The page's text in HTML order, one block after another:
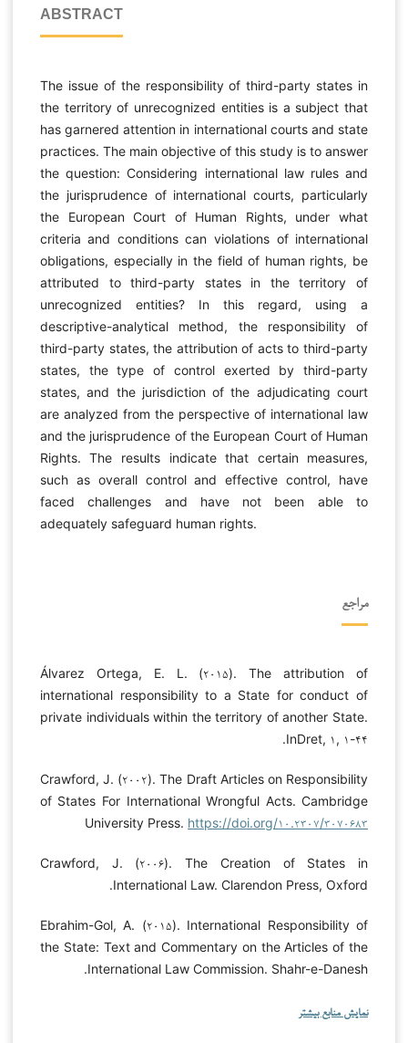
ABSTRACT
The issue of the responsibility of third-party states in
the territory of unrecognized entities is a subject that
has garnered attention in international courts and state
practices. The main objective of this study is to answer
the question: Considering international law rules and
the jurisprudence of international courts, particularly
the European Court of Human Rights, under what
criteria and conditions can violations of international
obligations, especially in the field of human rights, be
attributed to third-party states in the territory of
unrecognized entities? In this regard, using a
descriptive-analytical method, the responsibility of
third-party states, the attribution of acts to third-party
states, the type of control exerted by third-party
states, and the jurisdiction of the adjudicating court
are analyzed from the perspective of international law
and the jurisprudence of the European Court of Human
Rights. The results indicate that certain measures,
such as overall control and effective control, have
faced challenges and have not been able to
adequately safeguard human rights.
مراجع
Álvarez Ortega, E. L. (۲۰۱۵). The attribution of
international responsibility to a State for conduct of
private individuals within the territory of another State.
InDret, ۱, ۱-۴۴.
Crawford, J. (۲۰۰۲). The Draft Articles on Responsibility
of States For International Wrongful Acts. Cambridge
University Press. https://doi.org/۱۰.۲۳۰۷/۳۰۷۰۶۸۳
Crawford, J. (۲۰۰۶). The Creation of States in
International Law. Clarendon Press, Oxford.
Ebrahim-Gol, A. (۲۰۱۵). International Responsibility of
the State: Text and Commentary on the Articles of the
International Law Commission. Shahr-e-Danesh.
نمایش منابع بیشتر